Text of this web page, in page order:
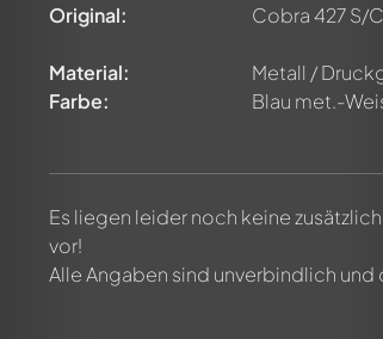
Original: Cobra 427 S/C
Material:
Metall /
Farbe:
Blau met.-
Es liegen leider noch keine
vor!
Alle Angaben sind unverbindlich und